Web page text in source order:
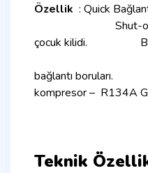
Özellik : Quick
Shut-off
çocuk kilidi.
gıda
bağlantı
kompresor – R134A
Teknik